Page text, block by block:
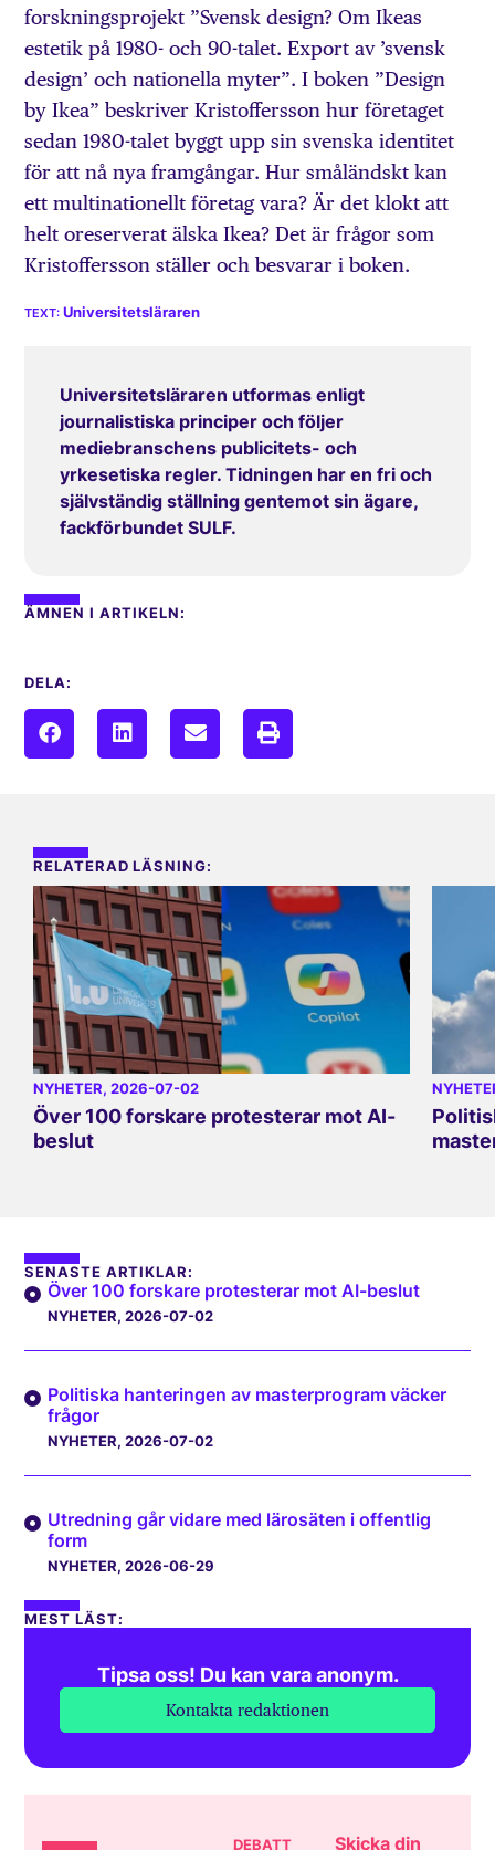
forskningsprojekt ”Svensk design? Om Ikeas
estetik på 1980- och 90-talet. Export av ’svensk
design’ och nationella myter”. I boken ”Design
by Ikea” beskriver Kristoffersson hur företaget
sedan 1980-talet byggt upp sin svenska identitet
för att nå nya framgångar. Hur småländskt kan
ett multinationellt företag vara? Är det klokt att
helt oreserverat älska Ikea? Det är frågor som
Kristoffersson ställer och besvarar i boken.
Universitetsläraren
Universitetsläraren utformas enligt
journalistiska principer och följer
mediebranschens publicitets- och
yrkesetiska regler. Tidningen har en fri och
självständig ställning gentemot sin ägare,
fackförbundet SULF.
ÄMNEN I ARTIKELN:
DELA:
RELATERAD LÄSNING:
NYHETER, 2026-07-02
Över 100 forskare protesterar mot AI-
beslut
SENASTE ARTIKLAR:
Över 100 forskare protesterar mot AI-beslut
NYHETER, 2026-07-02
Politiska hanteringen av masterprogram väcker
frågor
NYHETER, 2026-07-02
Utredning går vidare med lärosäten i offentlig
form
NYHETER, 2026-06-29
MEST LÄST:
Tipsa oss! Du kan vara anonym.
Kontakta redaktionen
DEBATT Skicka din